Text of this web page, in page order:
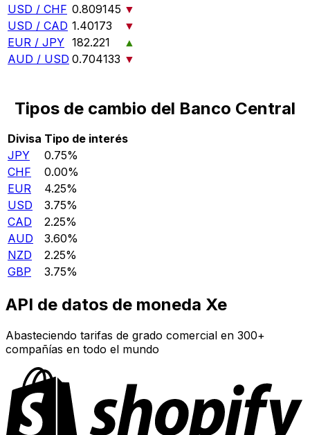
USD / CHF 0.809145 ▼
USD / CAD 1.40173
▼
EUR / JPY 182.221
▲
AUD / USD 0.704133 ▼
Tipos de cambio del Banco Central
Divisa Tipo de interés
JPY
0.75%
CHF
0.00%
EUR
4.25%
USD
3.75%
CAD
2.25%
AUD
3.60%
NZD
2.25%
GBP
3.75%
API de datos de moneda Xe
Abasteciendo tarifas de grado comercial en 300+
compañías en todo el mundo